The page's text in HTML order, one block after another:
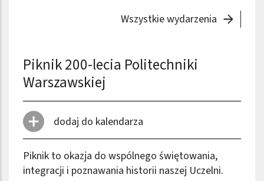
dodaj do kalendarza
Wszystkie wydarzenia
Piknik 200-lecia Politechniki
Warszawskiej
Piknik to okazja do wspólnego świętowania,
integracji i poznawania historii naszej Uczelni.